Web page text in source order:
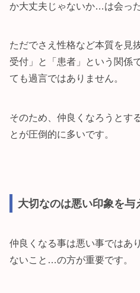
か大丈夫じゃないか…は会っ
ただでさえ性格など本質を見
受付」と「患者」という関係
ても過言ではありません。
そのため、仲良くなろうとす
とが圧倒的に多いです。
大切なのは悪い印象を与
仲良くなる事は悪い事ではあ
ないこと…の方が重要です。